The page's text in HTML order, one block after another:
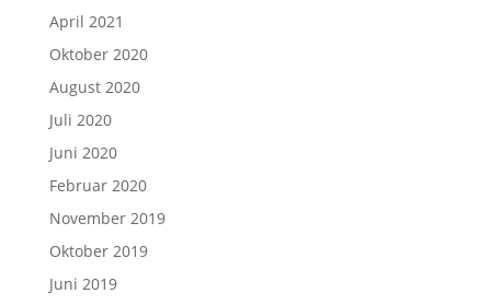
April 2021
Oktober 2020
August 2020
Juli 2020
Juni 2020
Februar 2020
November 2019
Oktober 2019
Juni 2019